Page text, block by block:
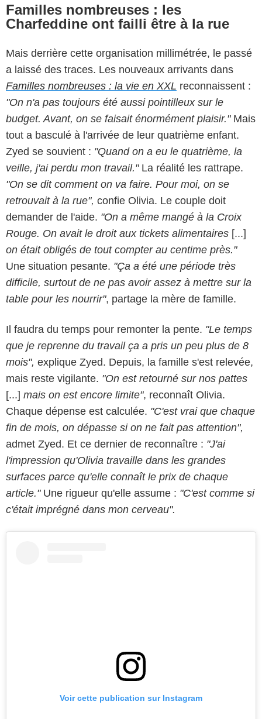
Familles nombreuses : les
Charfeddine ont failli être à la rue
Mais derrière cette organisation millimétrée, le passé
a laissé des traces. Les nouveaux arrivants dans
Familles nombreuses : la vie en XXL reconnaissent :
"On n'a pas toujours été aussi pointilleux sur le
budget. Avant, on se faisait énormément plaisir." Mais
tout a basculé à l'arrivée de leur quatrième enfant.
Zyed se souvient : "Quand on a eu le quatrième, la
veille, j'ai perdu mon travail." La réalité les rattrape.
"On se dit comment on va faire. Pour moi, on se
retrouvait à la rue", confie Olivia. Le couple doit
demander de l'aide. "On a même mangé à la Croix
Rouge. On avait le droit aux tickets alimentaires [...]
on était obligés de tout compter au centime près."
Une situation pesante. "Ça a été une période très
difficile, surtout de ne pas avoir assez à mettre sur la
table pour les nourrir", partage la mère de famille.
Il faudra du temps pour remonter la pente. "Le temps
que je reprenne du travail ça a pris un peu plus de 8
mois", explique Zyed. Depuis, la famille s'est relevée,
mais reste vigilante. "On est retourné sur nos pattes
[...] mais on est encore limite", reconnaît Olivia.
Chaque dépense est calculée. "C'est vrai que chaque
fin de mois, on dépasse si on ne fait pas attention",
admet Zyed. Et ce dernier de reconnaître : "J'ai
l'impression qu'Olivia travaille dans les grandes
surfaces parce qu'elle connaît le prix de chaque
article." Une rigueur qu'elle assume : "C'est comme si
c'était imprégné dans mon cerveau".
Voir cette publication sur Instagram